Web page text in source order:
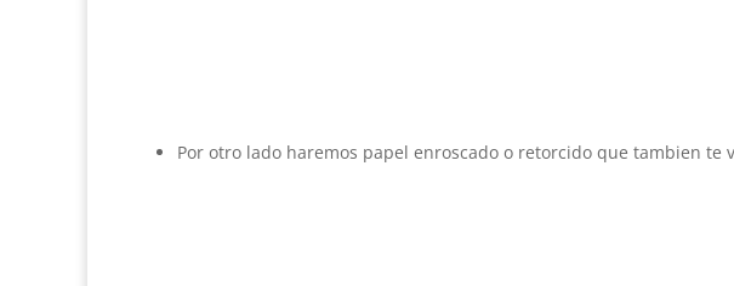
Por otro lado haremos papel enroscado o retorcido que tambien te